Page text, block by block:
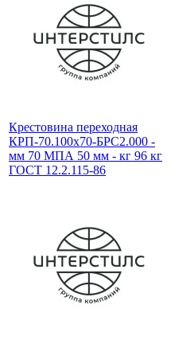
Крестовина переходная
КРП-70.100х70-БРС2.000 -
мм 70 МПА 50 мм - кг 96 кг
ГОСТ 12.2.115-86